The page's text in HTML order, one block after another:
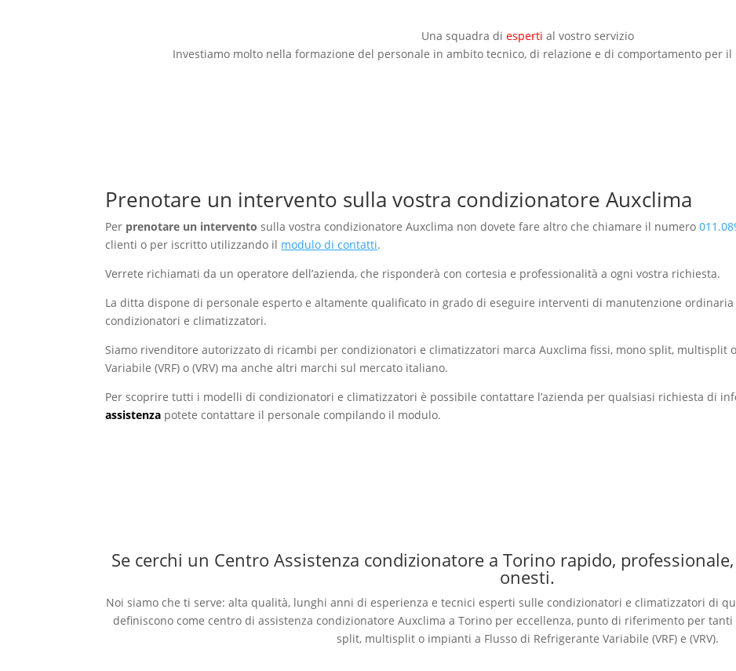
Una squadra di esperti al vostro servizio
Investiamo molto nella formazione del personale in ambito tecnico, di relazione e di comportamento per
Prenotare un intervento sulla vostra condizionatore Auxclima
Per prenotare un intervento sulla vostra condizionatore Auxclima non dovete fare altro che chiamare il numero
clienti o per iscritto utilizzando il modulo di contatti.
Verrete richiamati da un operatore dell’azienda, che risponderà con cortesia e professionalità a ogni vostra richiesta.
La ditta dispone di personale esperto e altamente qualificato in grado di eseguire interventi di manutenzione
condizionatori e climatizzatori.
Siamo rivenditore autorizzato di ricambi per condizionatori e climatizzatori marca Auxclima fissi, mono split, multisplit
Variabile (VRF) o (VRV) ma anche altri marchi sul mercato italiano.
Per scoprire tutti i modelli di condizionatori e climatizzatori è possibile contattare l’azienda per qualsiasi richiesta di
assistenza potete contattare il personale compilando il modulo.
Se cerchi un Centro Assistenza condizionatore a Torino rapido,
onesti.
Noi siamo che ti serve: alta qualità, lunghi anni di esperienza e tecnici esperti sulle condizionatori e climatizzatori di
definiscono come centro di assistenza condizionatore Auxclima a Torino per eccellenza, punto di riferimento per
split, multisplit o impianti a Flusso di Refrigerante Variabile (VRF) e (VRV).